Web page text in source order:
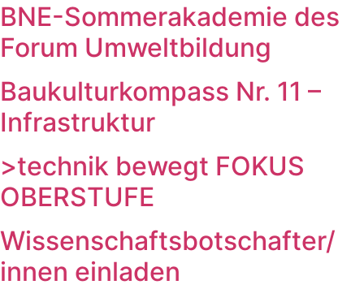
BNE-Sommerakademie des
Forum Umweltbildung
Baukulturkompass Nr. 11 –
Infrastruktur
>technik bewegt FOKUS
OBERSTUFE
Wissenschaftsbotschafter/​
innen einladen